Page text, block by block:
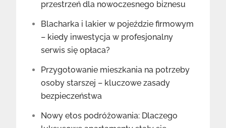
przestrzeń dla nowoczesnego biznesu
Blacharka i lakier w pojeździe firmowym
– kiedy inwestycja w profesjonalny
serwis się opłaca?
Przygotowanie mieszkania na potrzeby
osoby starszej – kluczowe zasady
bezpieczeństwa
Nowy etos podróżowania: Dlaczego